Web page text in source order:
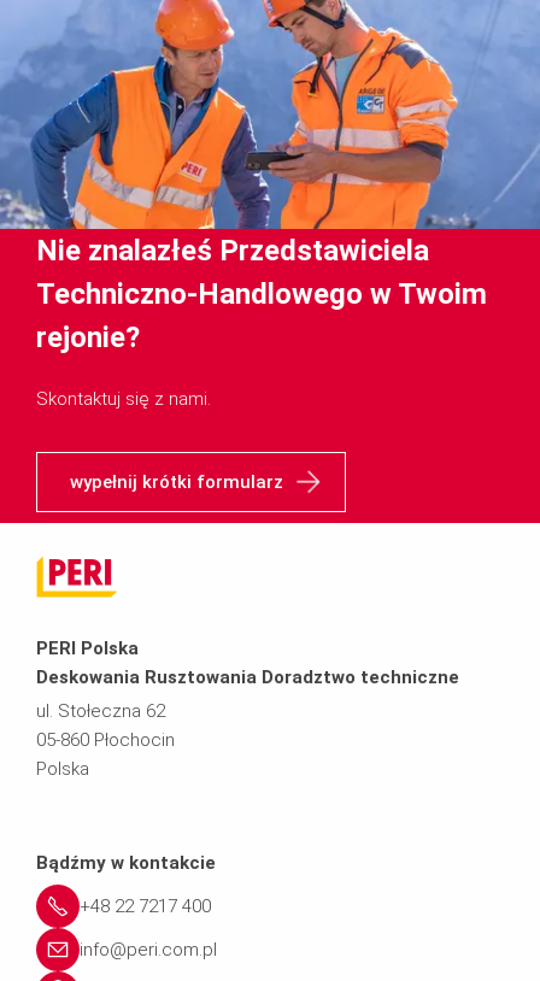
Nie znalazłeś Przedstawiciela
Techniczno-Handlowego w Twoim
rejonie?
Skontaktuj się z nami.
wypełnij krótki formularz
PERI Polska
Deskowania Rusztowania Doradztwo techniczne
ul. Stołeczna 62
05-860 Płochocin
Polska
Bądźmy w kontakcie
+48 22 7217 400
info@peri.com.pl